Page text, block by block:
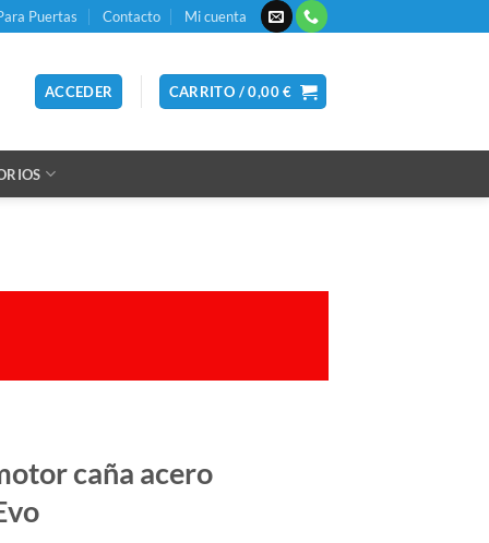
Puertas Contacto Mi cuenta
ACCEDER CARRITO /0,00€
caña acero